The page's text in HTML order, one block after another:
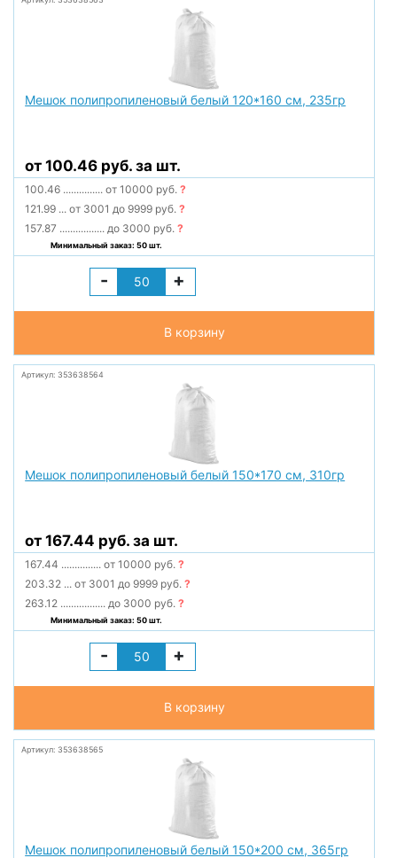
Мешок полипропиленовый белый 120*160 см, 235гр
от 100.46 руб. за шт.
100.46 ............... от 10000 руб.?
121.99 ... от 3001 до 9999 руб.?
157.87 ................. до 3000 руб.?
Минимальный заказ: 50 шт.
- +
В корзину
Артикул: 353638564
Мешок полипропиленовый белый 150*170 см, 310гр
от 167.44 руб. за шт.
167.44 ............... от 10000 руб.?
203.32 ... от 3001 до 9999 руб.?
263.12 ................. до 3000 руб.?
Минимальный заказ: 50 шт.
- +
В корзину
Артикул: 353638565
Мешок полипропиленовый белый 150*200 см, 365гр